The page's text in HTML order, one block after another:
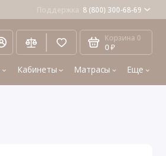
Поддержка 8 (800) 300-68-69
Корзина 0
0 ₽
Кабинеты Матрасы Еще